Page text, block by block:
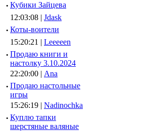
· Кубики Зайцева
12:03:08 | Jdask
· Коты-воители
15:20:21 | Leeeeen
· Продаю книги и
настолку 3.10.2024
22:20:00 | Ana
· Продаю настольные
игры
15:26:19 | Nadinochka
· Куплю тапки
шерстяные валяные